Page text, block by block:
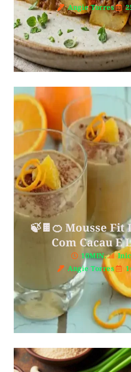
Angie Torres
🍃🍫🍊 Mousse Fit
Com Cacau E
10MIN.
Angie Torres